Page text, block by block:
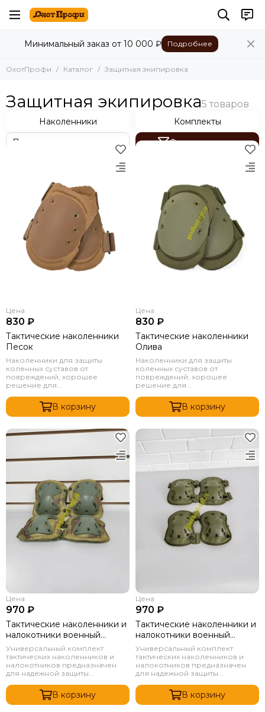
Защитная экипировка
Все товары
Минимальный заказ от 10 000 ₽ Подробнее
ОхотПрофи Каталог Защитная экипировка
Защитная экипировка
Наколенники
Комплекты
Фильтр товаров
Цена
830 ₽
Тактические наколенники
Песок
Наколенники для защиты
коленных суставов от
повреждений, хорошее
решение для...
В корзину
Цена
830 ₽
Тактические наколенники
Олива
Наколенники для защиты
коленных суставов от
повреждений, хорошее
решение для...
В корзину
Цена
970 ₽
Тактические наколенники и
налокотники военный
комплект Мох
Универсальный комплект
тактических наколенников и
налокотников предназначен
для надежной защиты...
В корзину
Цена
970 ₽
Тактические наколенники и
налокотники военный
комплект Олива
Универсальный комплект
тактических наколенников и
налокотников предназначен
для надежной защиты...
В корзину